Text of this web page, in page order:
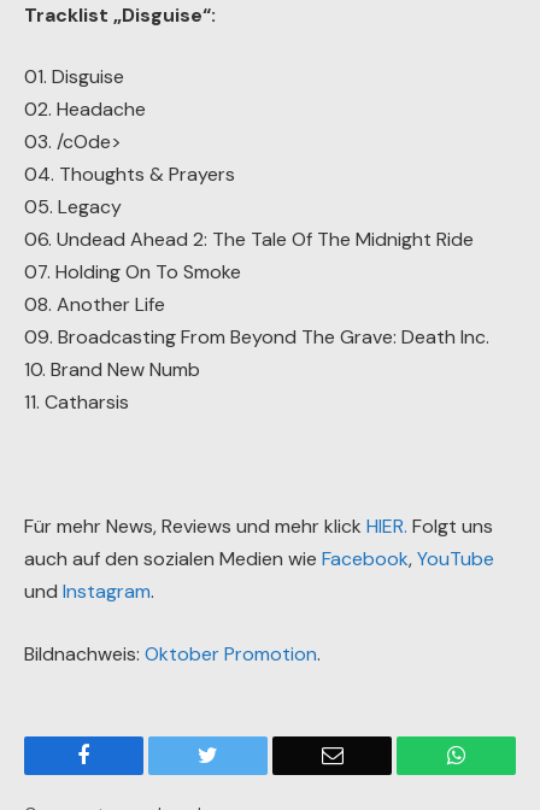
Tracklist „Disguise“:
01. Disguise
02. Headache
03. /cOde>
04. Thoughts & Prayers
05. Legacy
06. Undead Ahead 2: The Tale Of The Midnight Ride
07. Holding On To Smoke
08. Another Life
09. Broadcasting From Beyond The Grave: Death Inc.
10. Brand New Numb
11. Catharsis
Für mehr News, Reviews und mehr klick HIER. Folgt uns
auch auf den sozialen Medien wie Facebook,YouTube
und Instagram.
Bildnachweis: Oktober Promotion.
Email